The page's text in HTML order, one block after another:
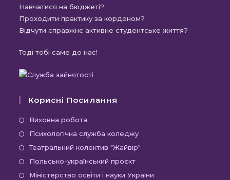
Навчатися на бюджеті?
Проходити практику за кордоном?
Відчути справжнє активне студентське життя?
Тоді тобі саме до нас!
Корисні Посилання
Виховна робота
в
новій
вкладці
Психологічна служба коледжуВідкриється
в
вкладці
Театральний колектив "Жайвір"
новій
Польсько-український проєктВідкриється
в
Міністерство освіти і науки України